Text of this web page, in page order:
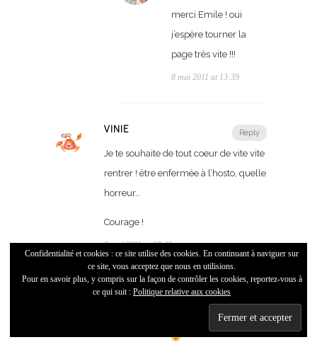
merci Emile ! oui
j’espère tourner la
page très vite !!!
8 mai 2011 at 13:39
Reply
VINIE
Je te souhaite de tout coeur de vite vite
rentrer ! ëtre enfermée à l’hosto, quelle
horreur…
Courage !
8 mai 2011 at 17:46
MAMAFUNKY
Confidentialité et cookies : ce site utilise des cookies. En continuant à naviguer sur
ce site, vous acceptez que nous en utilisions.
Pour en savoir plus, y compris sur la façon de contrôler les cookies, reportez-vous à
ce qui suit : Politique relative aux cookies